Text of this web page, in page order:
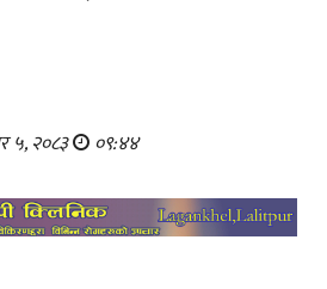
५, २०८३ ०९:४४